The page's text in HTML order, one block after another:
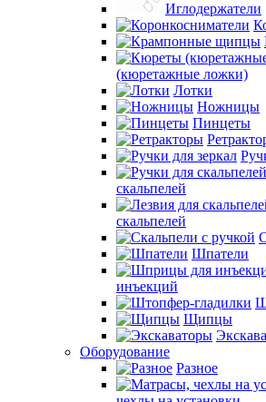
Иглодержатели
(кюретажные ложки)
Лотки
Ножницы
Пинцеты
скальпелей
скальпелей
Шпатели
инъекций
Щипцы
Оборудование
Разное